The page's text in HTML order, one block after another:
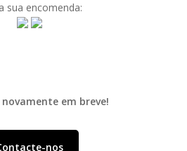
sua encomenda:
em breve!
nos